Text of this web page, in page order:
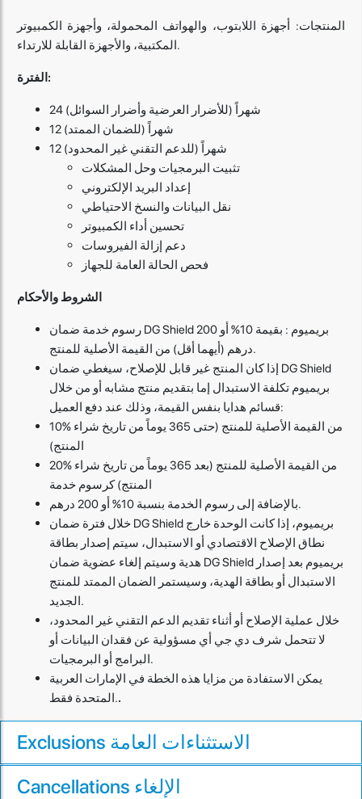
المنتجات: أجهزة اللابتوب، والهواتف المحمولة، وأجهزة الكمبيوتر
المكتبية، والأجهزة القابلة للارتداء.
الفترة:
24 شهراً (للأضرار العرضية وأضرار السوائل)
12 شهراً (للضمان الممتد)
12 شهراً (للدعم التقني غير المحدود)
تثبيت البرمجيات وحل المشكلات
إعداد البريد الإلكتروني
نقل البيانات والنسخ الاحتياطي
تحسين أداء الكمبيوتر
دعم إزالة الفيروسات
فحص الحالة العامة للجهاز
الشروط والأحكام
رسوم خدمة ضمان DG Shield بريميوم : بقيمة 10% أو 200
درهم (أيهما أقل) من القيمة الأصلية للمنتج.
إذا كان المنتج غير قابل للإصلاح، سيغطي ضمان DG Shield
بريميوم تكلفة الاستبدال إما بتقديم منتج مشابه أو من خلال
قسائم هدايا بنفس القيمة، وذلك عند دفع العميل:
10% من القيمة الأصلية للمنتج (حتى 365 يوماً من تاريخ شراء
المنتج)
20% من القيمة الأصلية للمنتج (بعد 365 يوماً من تاريخ شراء
المنتج) كرسوم خدمة
بالإضافة إلى رسوم الخدمة بنسبة 10% أو 200 درهم.
خلال فترة ضمان DG Shield بريميوم، إذا كانت الوحدة خارج
نطاق الإصلاح الاقتصادي أو الاستبدال، سيتم إصدار بطاقة
هدية وسيتم إلغاء عضوية ضمان DG Shield بريميوم بعد إصدار
الاستبدال أو بطاقة الهدية، وسيستمر الضمان الممتد للمنتج
الجديد.
خلال عملية الإصلاح أو أثناء تقديم الدعم التقني غير المحدود،
لا تتحمل شرف دي جي أي مسؤولية عن فقدان البيانات أو
البرامج أو البرمجيات.
يمكن الاستفادة من مزايا هذه الخطة في الإمارات العربية
المتحدة فقط..
Exclusions الاستثناءات العامة
Cancellations الإلغاء